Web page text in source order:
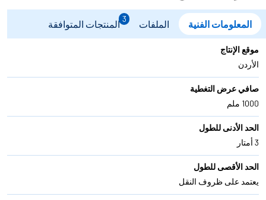
المعلومات الفنية الملفات المنتجات المتوافقة 3
موقع الإنتاج
الأردن
صافي عرض التغطية
1000 ملم
الحد الأدنى للطول
3 أمتار
الحد الأقصى للطول
يعتمد على ظروف النقل